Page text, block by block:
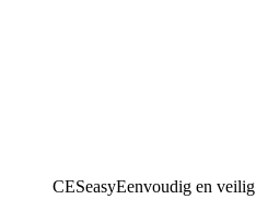
CESeasyEenvoudig en